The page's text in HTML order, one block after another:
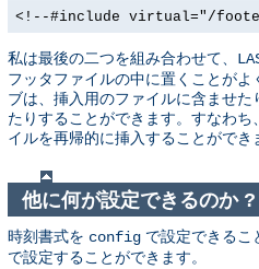
<!--#include virtual="/
私は最後の二つを組み合わせて、
フッタファイルの中に置くことがよ
ブは、挿入用のファイルに含ませ
たりすることができます。すなわ
イルを再帰的に挿入することができ
他に何が設定できるのか ?
時刻書式を config で設定できるこ
で設定することができます。